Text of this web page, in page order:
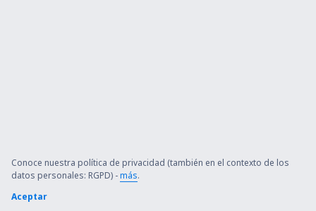
Conoce nuestra política de privacidad (también en el contexto de los
datos personales: RGPD) -más.
Aceptar